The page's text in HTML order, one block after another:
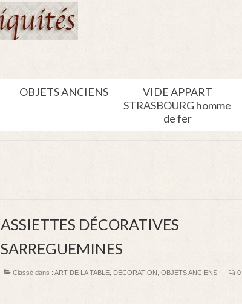
OBJETS ANCIENS
VIDE APPART
STRASBOURG homme
de fer
ASSIETTES DÉCORATIVES
SARREGUEMINES
Classé dans : ART DE LA TABLE, DECORATION OBJETS ANCIENS | 0